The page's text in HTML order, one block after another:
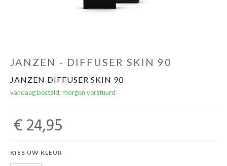
JANZEN - DIFFUSER SKIN 90
JANZEN DIFFUSER SKIN 90
vandaag besteld, morgen verstuurd
€ 24,95
KIES UW KLEUR